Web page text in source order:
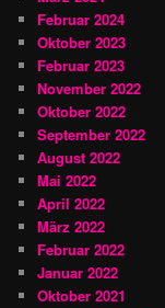
Februar 2024
Oktober 2023
Februar 2023
November 2022
Oktober 2022
September 2022
August 2022
Mai 2022
April 2022
März 2022
Februar 2022
Januar 2022
Oktober 2021